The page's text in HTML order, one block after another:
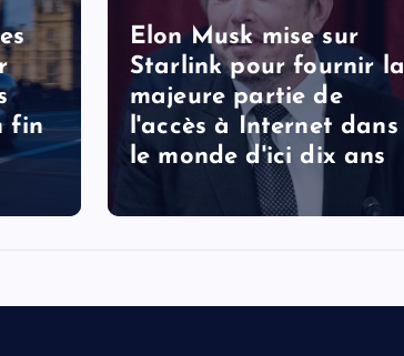
fin
Elon Musk mise sur
Starlink pour fournir la
majeure partie de
l'accès à Internet dans
le monde d'ici dix ans